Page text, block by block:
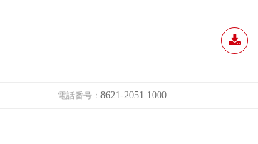
電話番号：8621-2051 1000